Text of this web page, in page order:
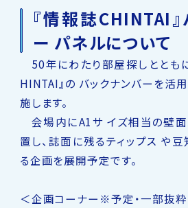
『情報誌CHINTAI
ー パネルについて
50年にわたり部屋探しととも
HINTAI』の バックナンバーを活
施します。
会場内にA1サ イズ相当の壁面
置し、誌面に残るティップス や
る企画を展開予定です。
＜企画コーナー※予定・一部抜